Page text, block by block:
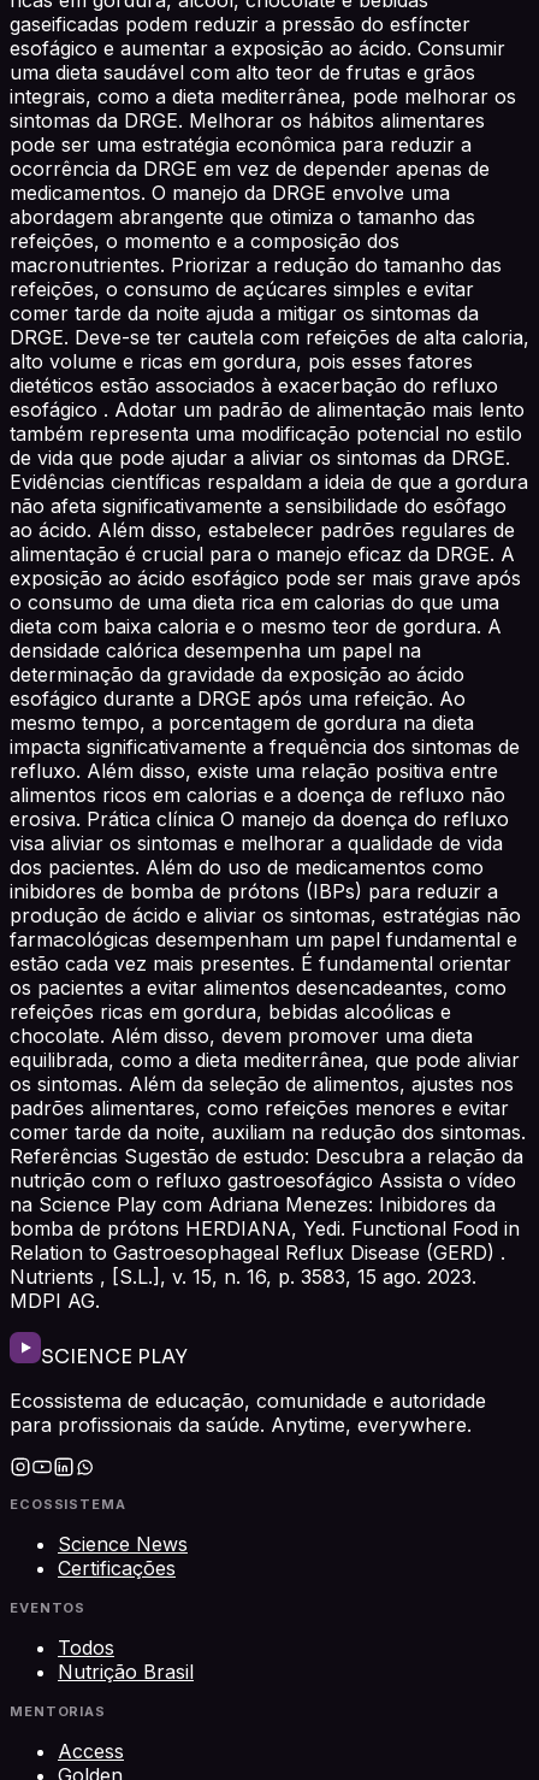
gaseificadas podem reduzir a pressão do esfíncter
esofágico e aumentar a exposição ao ácido. Consumir
uma dieta saudável com alto teor de frutas e grãos
integrais, como a dieta mediterrânea, pode melhorar os
sintomas da DRGE. Melhorar os hábitos alimentares
pode ser uma estratégia econômica para reduzir a
ocorrência da DRGE em vez de depender apenas de
medicamentos. O manejo da DRGE envolve uma
abordagem abrangente que otimiza o tamanho das
refeições, o momento e a composição dos
macronutrientes. Priorizar a redução do tamanho das
refeições, o consumo de açúcares simples e evitar
comer tarde da noite ajuda a mitigar os sintomas da
DRGE. Deve-se ter cautela com refeições de alta caloria,
alto volume e ricas em gordura, pois esses fatores
dietéticos estão associados à exacerbação do refluxo
esofágico . Adotar um padrão de alimentação mais lento
também representa uma modificação potencial no estilo
de vida que pode ajudar a aliviar os sintomas da DRGE.
Evidências científicas respaldam a ideia de que a gordura
não afeta significativamente a sensibilidade do esôfago
ao ácido. Além disso, estabelecer padrões regulares de
alimentação é crucial para o manejo eficaz da DRGE. A
exposição ao ácido esofágico pode ser mais grave após
o consumo de uma dieta rica em calorias do que uma
dieta com baixa caloria e o mesmo teor de gordura. A
densidade calórica desempenha um papel na
determinação da gravidade da exposição ao ácido
esofágico durante a DRGE após uma refeição. Ao
mesmo tempo, a porcentagem de gordura na dieta
impacta significativamente a frequência dos sintomas de
refluxo. Além disso, existe uma relação positiva entre
alimentos ricos em calorias e a doença de refluxo não
erosiva. Prática clínica O manejo da doença do refluxo
visa aliviar os sintomas e melhorar a qualidade de vida
dos pacientes. Além do uso de medicamentos como
inibidores de bomba de prótons (IBPs) para reduzir a
produção de ácido e aliviar os sintomas, estratégias não
farmacológicas desempenham um papel fundamental e
estão cada vez mais presentes. É fundamental orientar
os pacientes a evitar alimentos desencadeantes, como
refeições ricas em gordura, bebidas alcoólicas e
chocolate. Além disso, devem promover uma dieta
equilibrada, como a dieta mediterrânea, que pode aliviar
os sintomas. Além da seleção de alimentos, ajustes nos
padrões alimentares, como refeições menores e evitar
comer tarde da noite, auxiliam na redução dos sintomas.
Referências Sugestão de estudo: Descubra a relação da
nutrição com o refluxo gastroesofágico Assista o vídeo
na Science Play com Adriana Menezes: Inibidores da
bomba de prótons HERDIANA, Yedi. Functional Food in
Relation to Gastroesophageal Reflux Disease (GERD) .
Nutrients , [S.L.], v. 15, n. 16, p. 3583, 15 ago. 2023.
MDPI AG.
SCIENCE PLAY
Ecossistema de educação, comunidade e autoridade
para profissionais da saúde. Anytime, everywhere.
ECOSSISTEMA
Science News
Certificações
EVENTOS
Todos
Nutrição Brasil
MENTORIAS
Access
Golden